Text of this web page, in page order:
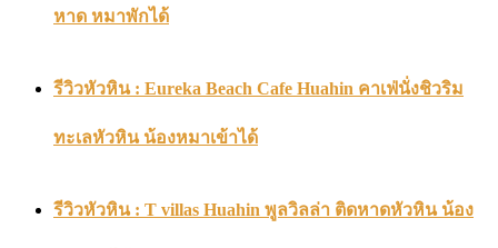
หาด หมาพักได้
รีวิวหัวหิน : Eureka Beach Cafe Huahin คาเฟ่นั่งชิวริม
ทะเลหัวหิน น้องหมาเข้าได้
รีวิวหัวหิน : T villas Huahin พูลวิลล่า ติดหาดหัวหิน น้อง